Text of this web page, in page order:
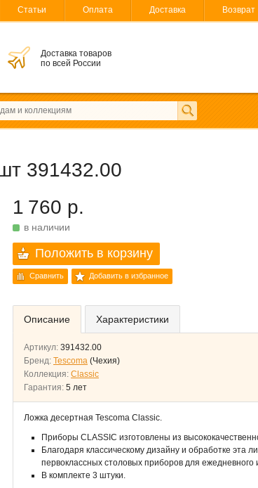
Статьи Оплата Доставка Возврат
Доставка товаров
по всей России
391432.00
1 760 р.
в наличии
Положить в корзину
Сравнить Добавить в избранное
Описание Характеристики
Артикул: 391432.00
Бренд: Tescoma (Чехия)
Коллекция: Classic
Гарантия: 5 лет
Ложка десертная Tescoma Classic.
Приборы CLASSIC изготовлены из
Благодаря классическому дизайну и обработке эта
первоклассных столовых приборов для ежедневного
В комплекте 3 штуки.